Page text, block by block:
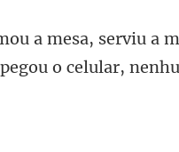
sa, serviu a